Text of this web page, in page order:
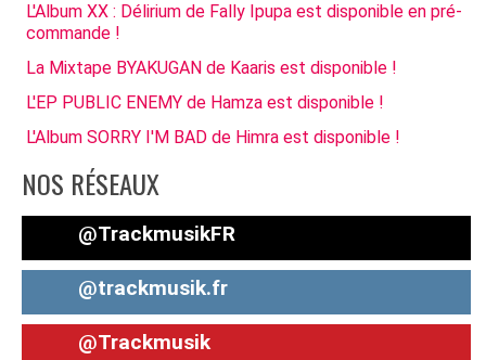
L'Album XX : Délirium de Fally Ipupa est disponible en pré-
commande !
La Mixtape BYAKUGAN de Kaaris est disponible !
L'EP PUBLIC ENEMY de Hamza est disponible !
L'Album SORRY I'M BAD de Himra est disponible !
NOS RÉSEAUX
@TrackmusikFR
@trackmusik.fr
@Trackmusik